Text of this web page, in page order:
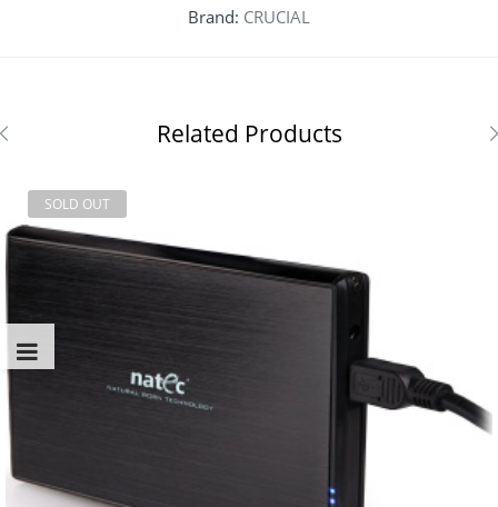
Brand: CRUCIAL
Related Products
SOLD OUT